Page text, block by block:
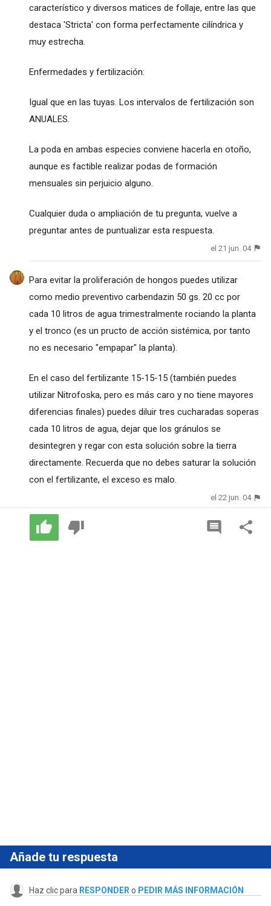
característico y diversos matices de follaje, entre las que
destaca 'Stricta' con forma perfectamente cilíndrica y
muy estrecha.
Enfermedades y fertilización:
Igual que en las tuyas. Los intervalos de fertilización son
ANUALES.
La poda en ambas especies conviene hacerla en otoño,
aunque es factible realizar podas de formación
mensuales sin perjuicio alguno.
Cualquier duda o ampliación de tu pregunta, vuelve a
preguntar antes de puntualizar esta respuesta.
el 21 jun. 04
Para evitar la proliferación de hongos puedes utilizar
como medio preventivo carbendazin 50 gs. 20 cc por
cada 10 litros de agua trimestralmente rociando la planta
y el tronco (es un pructo de acción sistémica, por tanto
no es necesario "empapar" la planta).
En el caso del fertilizante 15-15-15 (también puedes
utilizar Nitrofoska, pero es más caro y no tiene mayores
diferencias finales) puedes diluir tres cucharadas soperas
cada 10 litros de agua, dejar que los gránulos se
desintegren y regar con esta solución sobre la tierra
directamente. Recuerda que no debes saturar la solución
con el fertilizante, el exceso es malo.
el 22 jun. 04
Añade tu respuesta
Haz clic para RESPONDER o PEDIR MÁS INFORMACIÓN